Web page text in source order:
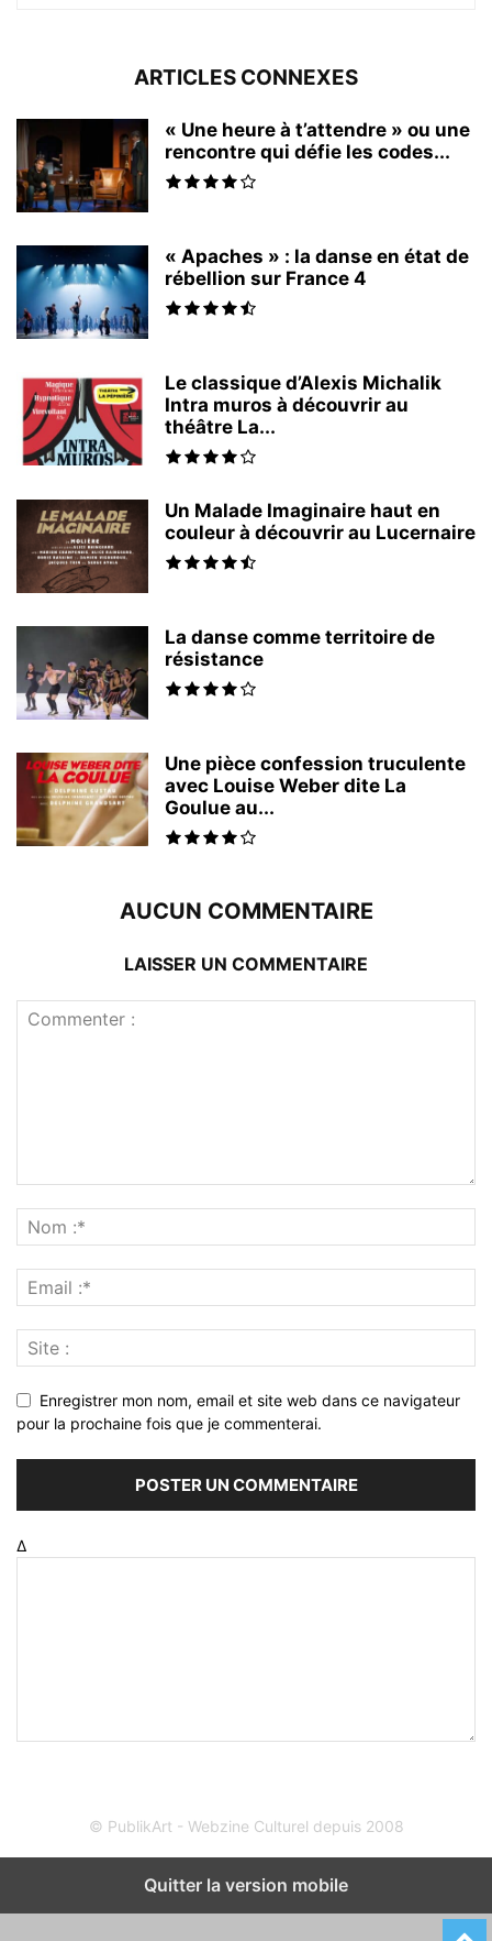
ARTICLES CONNEXES
« Une heure à t’attendre » ou une
rencontre qui défie les codes...
« Apaches » : la danse en état de
rébellion sur France 4
Le classique d’Alexis Michalik
Intra muros à découvrir au
théâtre La...
Un Malade Imaginaire haut en
couleur à découvrir au Lucernaire
La danse comme territoire de
résistance
Une pièce confession truculente
avec Louise Weber dite La
Goulue au...
AUCUN COMMENTAIRE
LAISSER UN COMMENTAIRE
Enregistrer mon nom, email et site web dans ce navigateur
pour la prochaine fois que je commenterai.
Δ
© PublikArt - Webzine Culturel depuis 2008
Quitter la version mobile